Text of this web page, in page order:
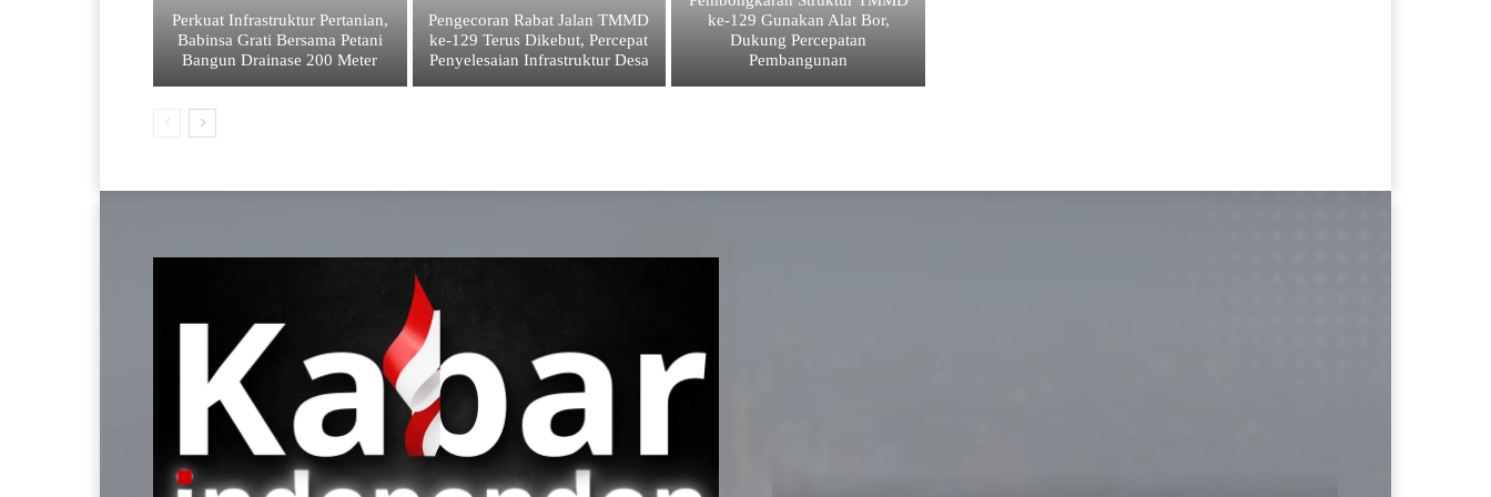
Perkuat Infrastruktur Pertanian,
Babinsa Grati Bersama Petani
Bangun Drainase 200 Meter
Pengecoran Rabat Jalan TMMD
ke-129 Terus Dikebut, Percepat
Penyelesaian Infrastruktur Desa
ke-129 Gunakan Alat Bor,
Dukung Percepatan
Pembangunan